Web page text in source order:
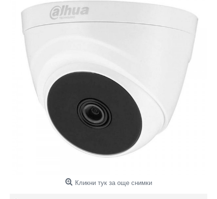
Кликни тук за още снимки